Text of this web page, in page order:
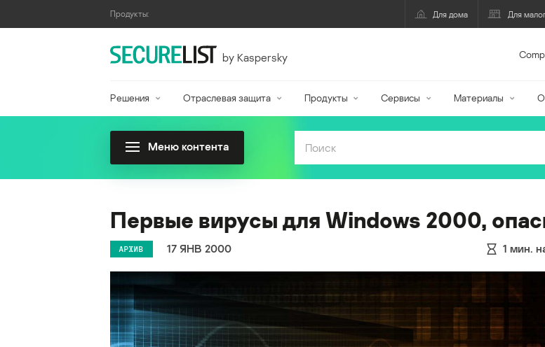
Продукты: Для дома Для
by Kaspersky
Решения Отраслевая защита Продукты Сервисы Материалы О
Меню контента
Первые вирусы для Windows 2000,
АРХИВ 17 ЯНВ 2000 1 мин.